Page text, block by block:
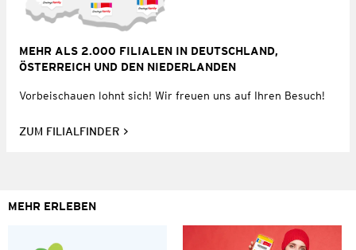
MEHR ALS 2.000 FILIALEN IN DEUTSCHLAND,
ÖSTERREICH UND DEN NIEDERLANDEN
Vorbeischauen lohnt sich! Wir freuen uns auf Ihren Besuch!
ZUM FILIALFINDER
MEHR ERLEBEN